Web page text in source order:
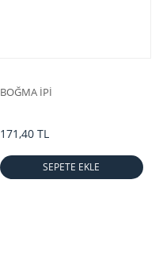
BOĞMA İPİ
171,40 TL
SEPETE EKLE